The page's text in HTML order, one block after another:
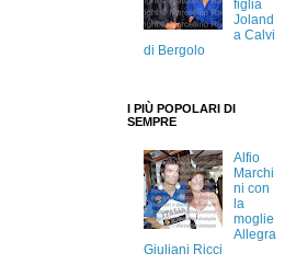
figlia
Joland
a Calvi
di Bergolo
I PIÙ POPOLARI DI
SEMPRE
Alfio
Marchi
ni con
la
moglie
Allegra
Giuliani Ricci